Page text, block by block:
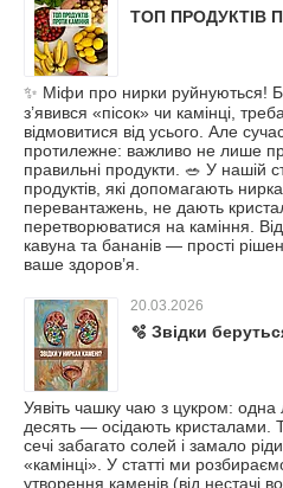
ТОП ПРОДУКТІВ
✨ Міфи про нирки руйнуються!
з’явився «пісок» чи камінці,
відмовитися від усього. Але
протилежне: важливо не лише
правильні продукти. 🥗 У нашій
продуктів, які допомагають
перевантажень, не дають
перетворюватися на каміння.
кавуна та бананів — прості
ваше здоров’я.
20.03.2026
🫧 Звідки
Уявіть чашку чаю з цукром: одна
десять — осідають кристалами.
сечі забагато солей і замало
«камінці». У статті ми
утворення каменів (від нестачі